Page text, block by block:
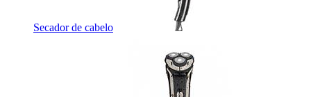
Secador de cabelo